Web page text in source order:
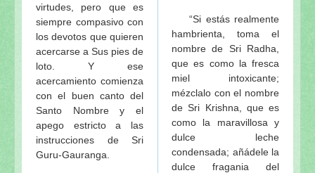
virtudes, pero que es
siempre compasivo con
los devotos que quieren
acercarse a Sus pies de
loto. Y ese
acercamiento comienza
con el buen canto del
Santo Nombre y el
apego estricto a las
instrucciones de Sri
Guru-Gauranga.
“Si estás realmente
hambrienta, toma el
nombre de Sri Radha,
que es como la fresca
miel intoxicante;
mézclalo con el nombre
de Sri Krishna, que es
como la maravillosa y
dulce leche
condensada; añádele la
dulce fragania del